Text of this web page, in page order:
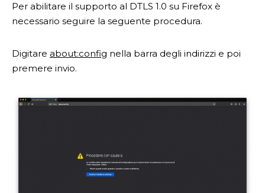
Per abilitare il supporto al DTLS 1.0 su Firefox è
necessario seguire la seguente procedura.
Digitare about:config nella barra degli indirizzi e poi
premere invio.